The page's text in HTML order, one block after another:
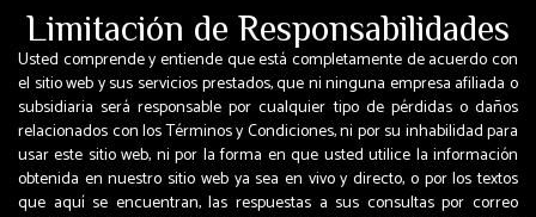
Limitación de Responsabilidades
Usted comprende y entiende que está completamente de acuerdo con
el sitio web y sus servicios prestados, que ni ninguna empresa afiliada o
subsidiaria será responsable por cualquier tipo de pérdidas o daños
relacionados con los Términos y Condiciones, ni por su inhabilidad para
usar este sitio web, ni por la forma en que usted utilice la información
obtenida en nuestro sitio web ya sea en vivo y directo, o por los textos
que aquí se encuentran, las respuestas a sus consultas por correo